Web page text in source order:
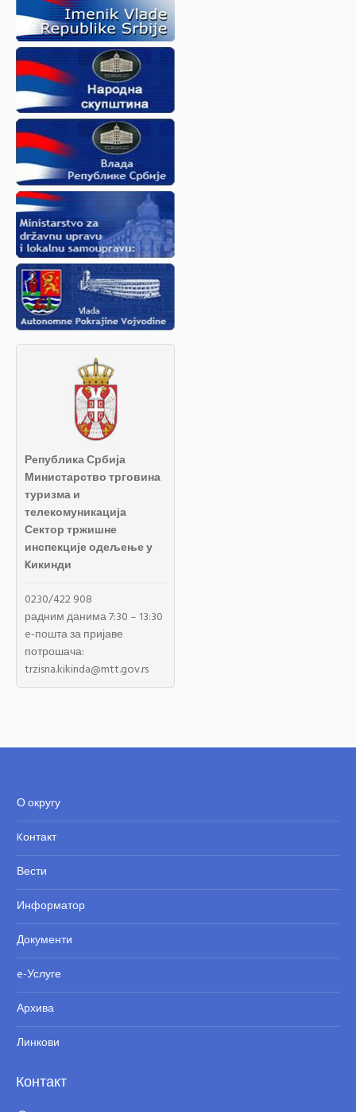
Република Србија
Министарство трговина
туризма и
телекомуникација
Сектор тржишне
инспекције одељење у
Kикинди
0230/422 908
радним данима 7:30 – 13:30
e-пошта за пријаве
потрошача:
trzisna.kikinda@mtt.gov.rs
О округу
Kонтакт
Вести
Информатор
Документи
e-Услуге
Архива
Линкови
Контакт